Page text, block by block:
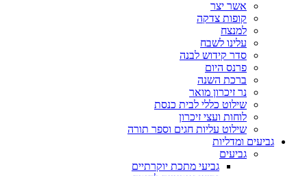
אשר יצר
קופות צדקה
למנצח
עלינו לשבח
סדר קידוש לבנה
פרנס היום
ברכת השנה
נר זיכרון מואר
שילוט כללי לבית כנסת
לוחות ועצי זיכרון
שילוט עליות חגים וספר תורה
גביעים ומדליות
גביעים
גביעי מתכת יוקרתיים